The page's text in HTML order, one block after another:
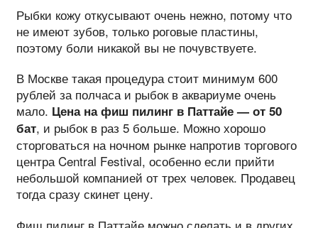
Рыбки кожу откусывают очень нежно, потому что
не имеют зубов, только роговые пластины,
поэтому боли никакой вы не почувствуете.
В Москве такая процедура стоит минимум 600
рублей за полчаса и рыбок в аквариуме очень
мало. Цена на фиш пилинг в Паттайе — от 50
бат, и рыбок в раз 5 больше. Можно хорошо
сторговаться на ночном рынке напротив торгового
центра Central Festival, особенно если прийти
небольшой компанией от трех человек. Продавец
тогда сразу скинет цену.